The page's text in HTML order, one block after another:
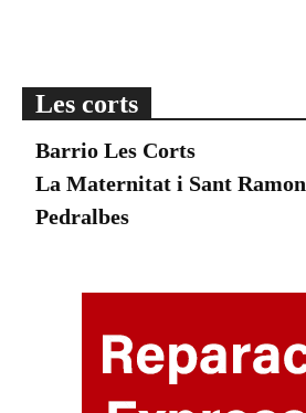
Les corts
Barrio Les Corts
La Maternitat i Sant Ramon
Pedralbes